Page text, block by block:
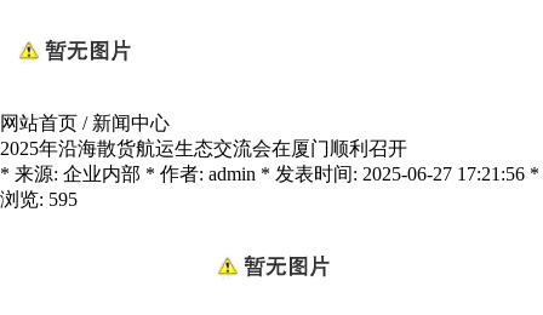
网站首页 / 新闻中心
2025年沿海散货航运生态交流会在厦门顺利召开
* 来源: 企业内部 * 作者: admin * 发表时间: 2025-06-27 17:21:56 *
浏览: 595